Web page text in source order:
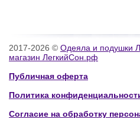
2017-2026 © Одеяла и подушки
магазин ЛегкийСон.рф
Публичная оферта
Политика
Согласие на обработку